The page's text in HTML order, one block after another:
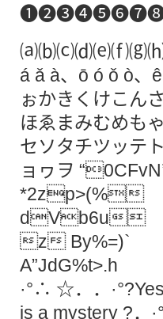
á ǎ à、ō ó ǒ ò、
ぉかきくけこん
ほゑまみむめも
セソタチツッテ
ョヮヲ
*2zp>(%
dVb6u
z By%=)`
A”JdG%t>.h
·°∴ ☆．．
is a mystery ?